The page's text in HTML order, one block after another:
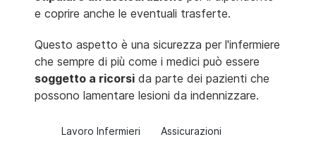
e coprire anche le eventuali trasferte.
Questo aspetto è una sicurezza per l'infermiere
che sempre di più come i medici può essere
soggetto a ricorsi da parte dei pazienti che
possono lamentare lesioni da indennizzare.
Lavoro Infermieri Assicurazioni